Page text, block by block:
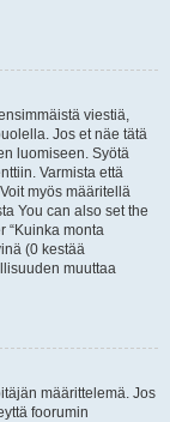
viestiä,
Jos et näe tätä
luomiseen. Syötä
Varmista että
myös määritellä
You can also set the
“Kuinka monta
(0 kestää
muuttaa
määrittelemä. Jos
foorumin